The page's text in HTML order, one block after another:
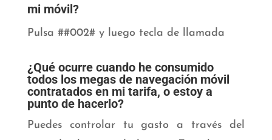
mi móvil?
Pulsa ##002# y luego tecla de llamada
¿Qué ocurre cuando he consumido
todos los megas de navegación móvil
contratados en mi tarifa, o estoy a
punto de hacerlo?
Puedes controlar tu gasto a través del